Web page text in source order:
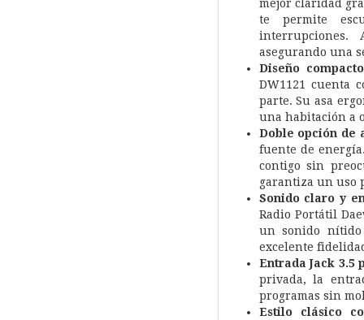
mejor claridad
te permite
interrupciones.
asegurando una
Diseño
DW1121 cuenta
parte. Su asa
una habitación a
Doble opción de
fuente de
contigo sin
garantiza un uso
Sonido claro y
Radio Portátil
un sonido
excelente
Entrada Jack
privada, la
programas sin
Estilo clásico